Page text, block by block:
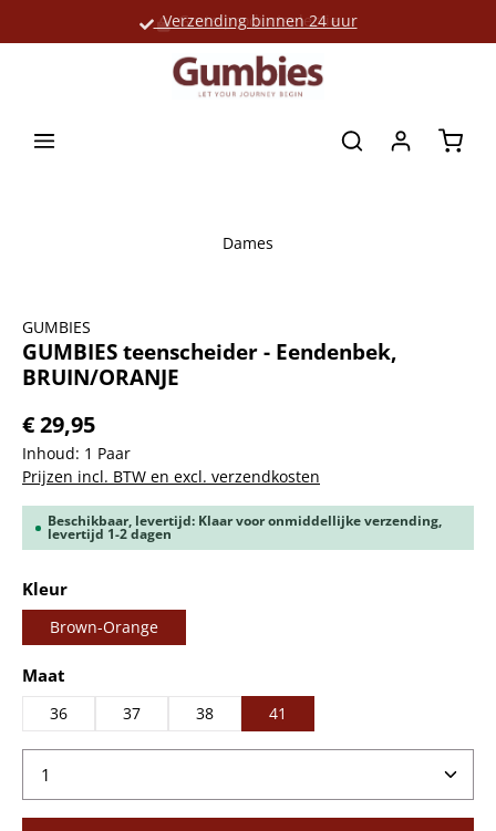
Verzending binnen 24 uur
Grote productselectie
Dames
GUMBIES
GUMBIES teenscheider - Eendenbek,
BRUIN/ORANJE
€ 29,95
Inhoud: 1 Paar
Prijzen incl. BTW en excl. verzendkosten
Beschikbaar, levertijd: Klaar voor onmiddellijke verzending,
levertijd 1-2 dagen
Selecteer
Kleur
Brown-Orange
Selecteer
Maat
36 37 38 41
Producthoeveelheid: Voer de gewenste